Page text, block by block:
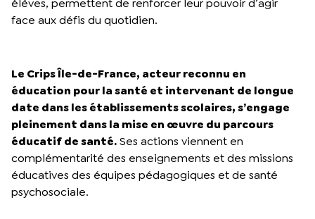
face aux défis du quotidien.
Le Crips Île-de-France, acteur reconnu en
éducation pour la santé et intervenant de longue
date dans les établissements scolaires, s’engage
pleinement dans la mise en œuvre du parcours
éducatif de santé.Ses actions viennent en
complémentarité des enseignements et des missions
éducatives des équipes pédagogiques et de santé
psychosociale.